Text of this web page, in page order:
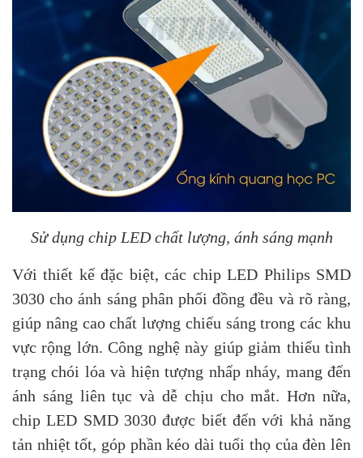
Sử dụng chip LED chất lượng, ánh sáng mạnh
Với thiết kế đặc biệt, các chip LED Philips SMD
3030 cho ánh sáng phân phối đồng đều và rõ ràng,
giúp nâng cao chất lượng chiếu sáng trong các khu
vực rộng lớn. Công nghệ này giúp giảm thiểu tình
trạng chói lóa và hiện tượng nhấp nháy, mang đến
ánh sáng liên tục và dễ chịu cho mắt. Hơn nữa,
chip LED SMD 3030 được biết đến với khả năng
tản nhiệt tốt, góp phần kéo dài tuổi thọ của đèn lên